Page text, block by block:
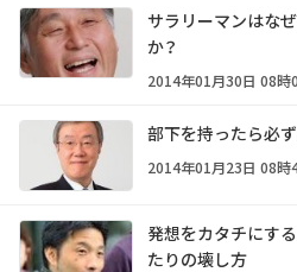
サラリーマンはなぜ
か？
2014年01月30日 08時
部下を持ったら必
2014年01月23日 08時
発想をカタチにする
たりの壊し方